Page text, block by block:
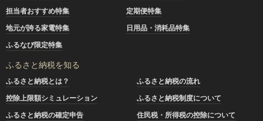
担当者おすすめ特集
定期便特集
地元が誇る家電特集
日用品・消耗品特集
ふるなび限定特集
ふるさと納税を知る
ふるさと納税とは？
ふるさと納税の流れ
控除上限額シミュレーション
ふるさと納税制度について
ふるさと納税の確定申告
住民税・所得税の控除について